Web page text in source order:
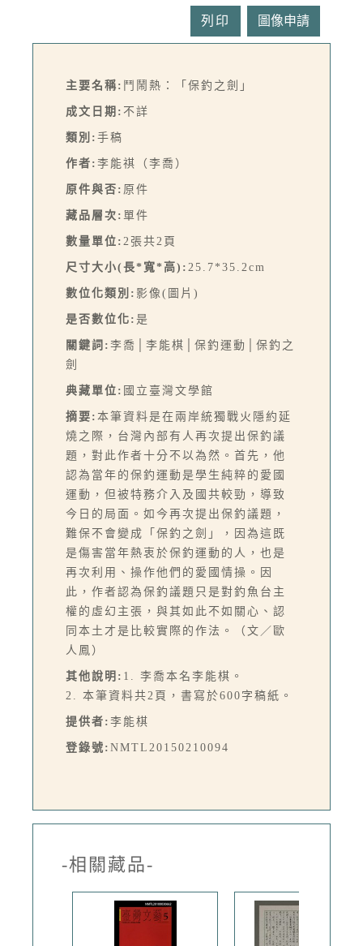
列印
主要名稱: 鬥鬧熱：「保釣之劍」
成文日期: 不詳
類別: 手稿
作者: 李能祺（李喬）
原件與否: 原件
藏品層次: 單件
數量單位: 2張共2頁
尺寸大小(長*寬*高): 25.7*35.2cm
數位化類別: 影像(圖片)
是否數位化: 是
關鍵詞: 李喬│李能棋│保釣運動│保釣之
劍
典藏單位: 國立臺灣文學館
摘要: 本筆資料是在兩岸統獨戰火隱約延
燒之際，台灣內部有人再次提出保釣議
題，對此作者十分不以為然。首先，他
認為當年的保釣運動是學生純粹的愛國
運動，但被特務介入及國共較勁，導致
今日的局面。如今再次提出保釣議題，
難保不會變成「保釣之劍」，因為這既
是傷害當年熱衷於保釣運動的人，也是
再次利用、操作他們的愛國情操。因
此，作者認為保釣議題只是對釣魚台主
權的虛幻主張，與其如此不如關心、認
同本土才是比較實際的作法。（文／歐
人鳳）
其他說明: 1. 李喬本名李能棋。
2. 本筆資料共2頁，書寫於600字稿紙。
提供者: 李能棋
登錄號: NMTL20150210094
-相關藏品-